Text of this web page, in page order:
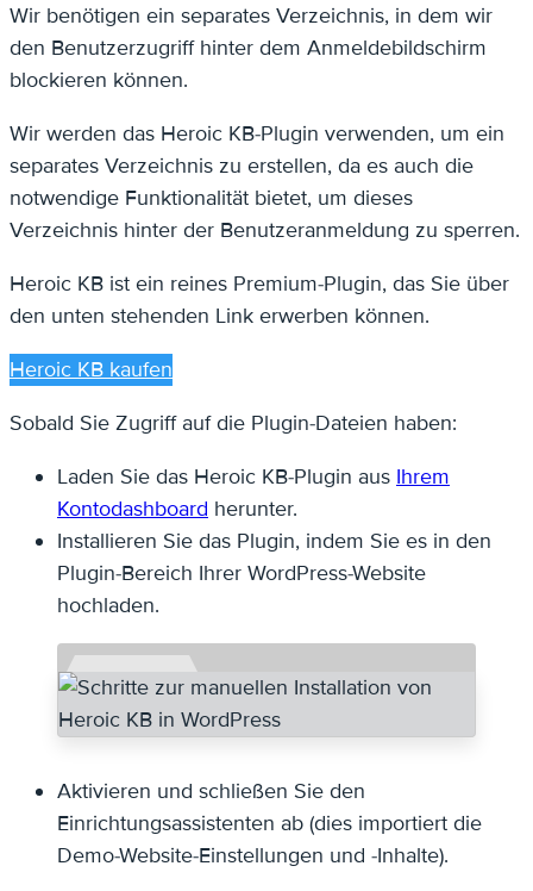
Wir benötigen ein separates Verzeichnis, in dem wir
den Benutzerzugriff hinter dem Anmeldebildschirm
blockieren können.
Wir werden das Heroic KB-Plugin verwenden, um ein
separates Verzeichnis zu erstellen, da es auch die
notwendige Funktionalität bietet, um dieses
Verzeichnis hinter der Benutzeranmeldung zu sperren.
Heroic KB ist ein reines Premium-Plugin, das Sie über
den unten stehenden Link erwerben können.
Heroic KB kaufen
Sobald Sie Zugriff auf die Plugin-Dateien haben:
Laden Sie das Heroic KB-Plugin aus Ihrem
Kontodashboard herunter.
Installieren Sie das Plugin, indem Sie es in den
Plugin-Bereich Ihrer WordPress-Website
hochladen.
Aktivieren und schließen Sie den
Einrichtungsassistenten ab (dies importiert die
Demo-Website-Einstellungen und -Inhalte).